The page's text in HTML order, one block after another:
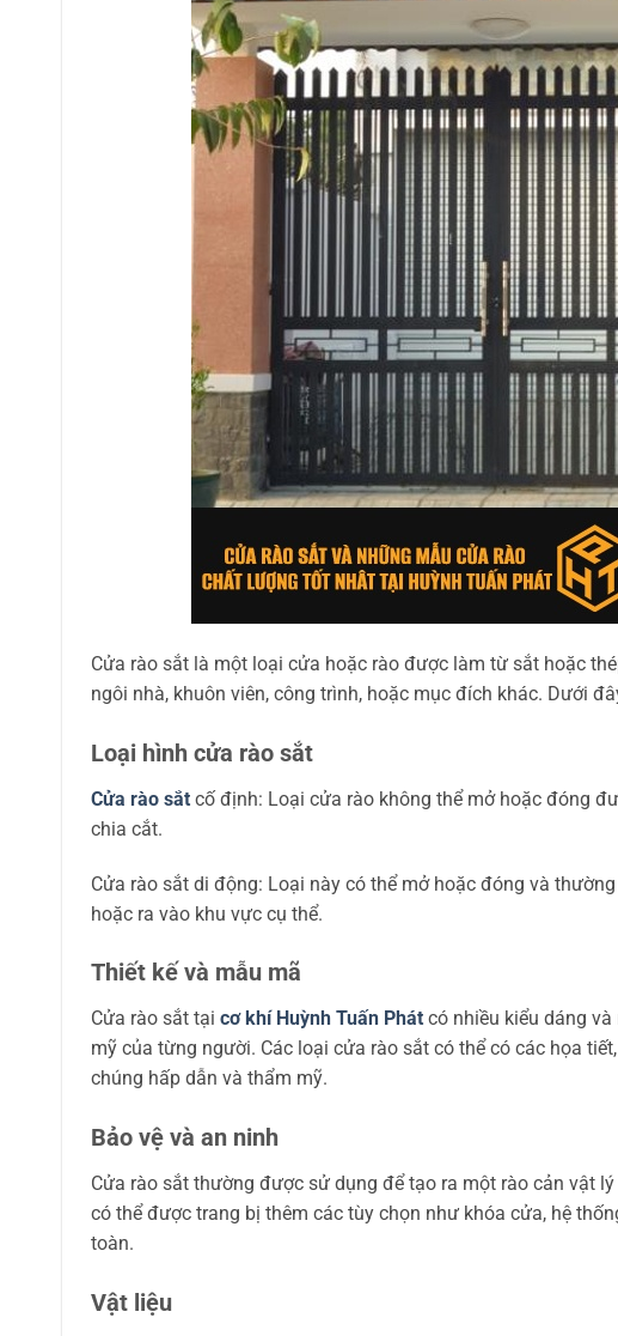
Cửa rào sắt là một loại cửa hoặc rào được làm từ sắt hoặc
ngôi nhà, khuôn viên, công trình, hoặc mục đích khác. Dưới
Loại hình cửa rào sắt
Cửa rào sắt cố định: Loại cửa rào không thể mở hoặc đóng
chia cắt.
Cửa rào sắt di động: Loại này có thể mở hoặc đóng và
hoặc ra vào khu vực cụ thể.
Thiết kế và mẫu mã
Cửa rào sắt tại cơ khí Huỳnh Tuấn Phát có nhiều kiểu dáng
mỹ của từng người. Các loại cửa rào sắt có thể có các họa
chúng hấp dẫn và thẩm mỹ.
Bảo vệ và an ninh
Cửa rào sắt thường được sử dụng để tạo ra một rào cản vật
có thể được trang bị thêm các tùy chọn như khóa cửa, hệ
toàn.
Vật liệu